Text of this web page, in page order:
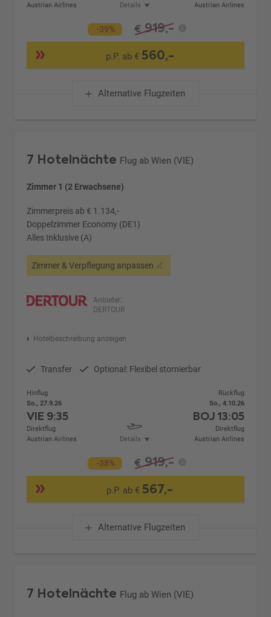
Austrian Airlines
Details
Austrian Airlines
-39% € 919,-
p.P. ab € 560,-
Alternative Flugzeiten
7 Hotelnächte Flug ab Wien (VIE)
Zimmer 1 (2 Erwachsene)
Zimmerpreis ab € 1.134,-
Doppelzimmer Economy (DE1)
Alles Inklusive (A)
Zimmer & Verpflegung anpassen
Anbieter:
DERTOUR
Hotelbeschreibung anzeigen
Transfer Optional: Flexibel stornierbar
Hinflug
So., 27.9.26
VIE 9:35
Direktflug
Austrian Airlines
Details
Rückflug
So., 4.10.26
BOJ 13:05
Direktflug
Austrian Airlines
-38% € 919,-
p.P. ab € 567,-
Alternative Flugzeiten
7 Hotelnächte Flug ab Wien (VIE)